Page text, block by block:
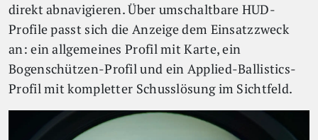
direkt abnavigieren. Über umschaltbare HUD-
Profile passt sich die Anzeige dem Einsatzzweck
an: ein allgemeines Profil mit Karte, ein
Bogenschützen-Profil und ein Applied-Ballistics-
Profil mit kompletter Schusslösung im Sichtfeld.